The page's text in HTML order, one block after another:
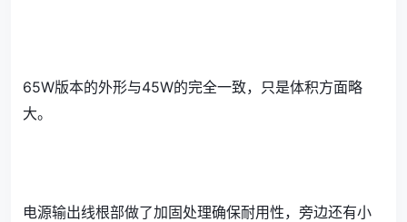
65W版本的外形与45W的完全一致，只是体积方面略
大。
电源输出线根部做了加固处理确保耐用性，旁边还有小